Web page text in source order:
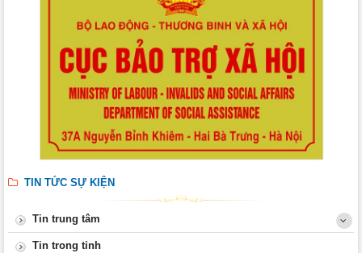
TIN TỨC SỰ KIỆN
Tin trung tâm
Tin trong tỉnh